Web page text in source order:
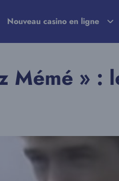
Nouveau casino en ligne
Mémé »